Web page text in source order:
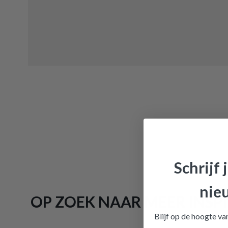
OP ZOEK NAAR MEER
Schrijf
Blijf op de hoogte